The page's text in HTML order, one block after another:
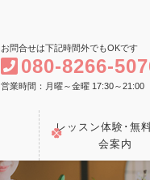
お問合せは下記時間外でもOKです
080-8266-
営業時間：月曜～金曜 17:30～21:00
レッスン体験･無
会案内